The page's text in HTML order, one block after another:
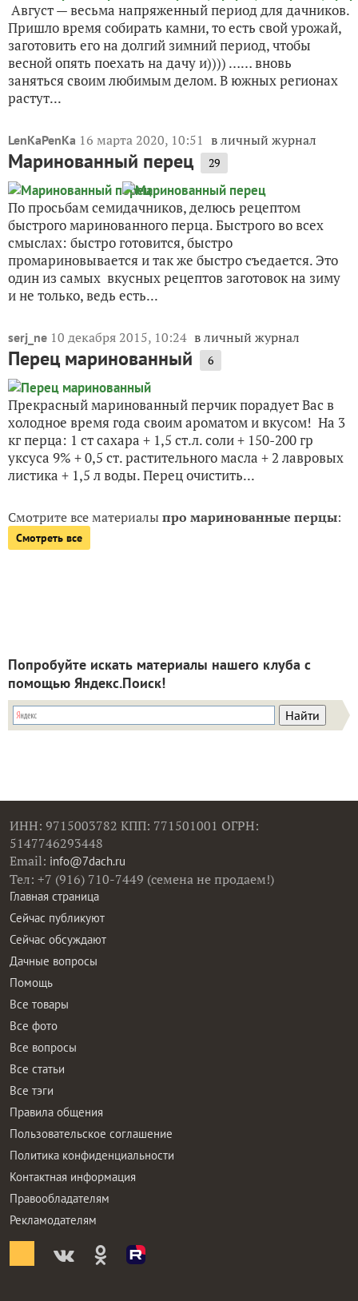
Август — весьма напряженный период для дачников.
Пришло время собирать камни, то есть свой урожай,
заготовить его на долгий зимний период, чтобы
весной опять поехать на дачу и)))) …… вновь
заняться своим любимым делом. В южных регионах
растут...
LenKaPenKa 16 марта 2020, 10:51 в личный журнал
Маринованный перец 29
По просьбам семидачников, делюсь рецептом
быстрого маринованного перца. Быстрого во всех
смыслах: быстро готовится, быстро
промариновывается и так же быстро съедается. Это
один из самых вкусных рецептов заготовок на зиму
и не только, ведь есть...
serj_ne 10 декабря 2015, 10:24 в личный журнал
Перец маринованный 6
Прекрасный маринованный перчик порадует Вас в
холодное время года своим ароматом и вкусом! На 3
кг перца: 1 ст сахара + 1,5 ст.л. соли + 150-200 гр
уксуса 9% + 0,5 ст. растительного масла + 2 лавровых
листика + 1,5 л воды. Перец очистить...
Смотрите все материалыпро маринованные перцы:
Смотреть все
Попробуйте искать материалы нашего клуба с
помощью Яндекс.Поиск!
ИНН: 9715003782 КПП: 771501001 ОГРН:
5147746293448
Email: info@7dach.ru
Тел: +7 (916) 710-7449 (семена не продаем!)
Главная страница
Сейчас публикуют
Сейчас обсуждают
Дачные вопросы
Помощь
Все товары
Все фото
Все вопросы
Все статьи
Все тэги
Правила общения
Пользовательское соглашение
Политика конфиденциальности
Контактная информация
Правообладателям
Рекламодателям